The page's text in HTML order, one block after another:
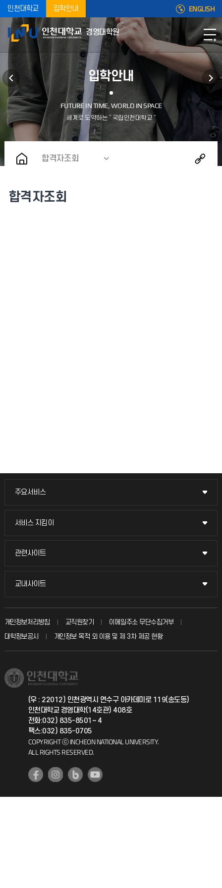
인천대학교 입학안내 ENGLISH
경영대학원
입학안내
합격자조회
합격자조회
주요서비스
주요서비스
교무회의방송
입학안내
취업정보(학생)
서비스 지킴이
서비스 지킴이
묻고 답하기
칭찬마당
학생서비스 지킴이
관련사이트
관련사이트
국방헬프콜
총동문회
교내사이트
교내사이트
교수회
교육혁신본부
국제지원과
공자아카데미
기초교육원
개인정보처리방침 교직원찾기
이메일주소 무단수집거부
대학정보공시
개인정보 목적 외 이용 및 제 3차 제공 현황
(우 : 22012) 인천광역시 연수구 아카데미로 119(송도동)
인천대학교 경영대학(14호관) 408호
전화:032) 835-8501~ 4
팩스:032) 835-0705
COPYRIGHT ⓒ INCHEON NATIONAL UNIVERSITY.
ALL RIGHTS RESERVED.